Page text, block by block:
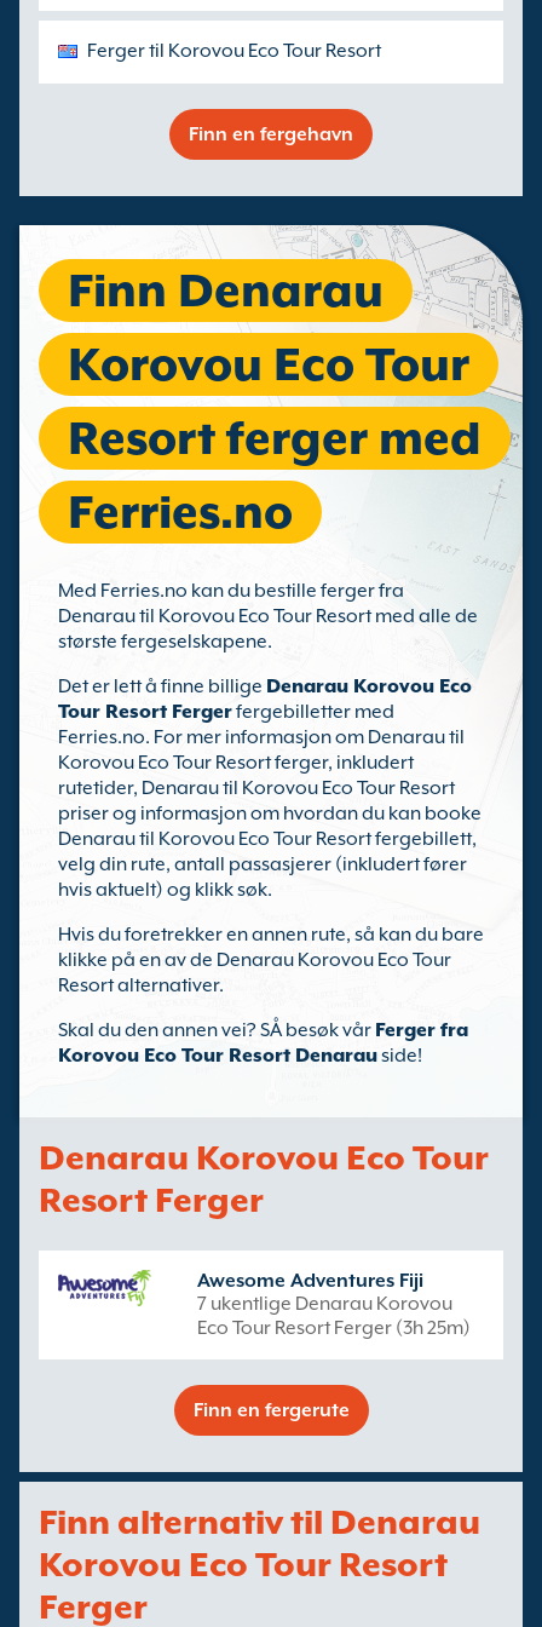
Ferger til Korovou Eco Tour Resort
Finn en fergehavn
Finn Denarau
Korovou Eco Tour
Resort ferger med
Ferries.no
Med Ferries.no kan du bestille ferger fra
Denarau til Korovou Eco Tour Resort med alle de
største fergeselskapene.
Det er lett å finne billige Denarau Korovou Eco
Tour Resort Fergerfergebilletter med
Ferries.no. For mer informasjon om Denarau til
Korovou Eco Tour Resort ferger, inkludert
rutetider, Denarau til Korovou Eco Tour Resort
priser og informasjon om hvordan du kan booke
Denarau til Korovou Eco Tour Resort fergebillett,
velg din rute, antall passasjerer (inkludert fører
hvis aktuelt) og klikk søk.
Hvis du foretrekker en annen rute, så kan du bare
klikke på en av de Denarau Korovou Eco Tour
Resort alternativer.
Skal du den annen vei? SÅ besøk vår Ferger fra
Korovou Eco Tour Resort Denarauside!
Denarau Korovou Eco Tour
Resort Ferger
Awesome Adventures Fiji
7 ukentlige Denarau Korovou
Eco Tour Resort Ferger (3h 25m)
Finn en fergerute
Finn alternativ til Denarau
Korovou Eco Tour Resort
Ferger